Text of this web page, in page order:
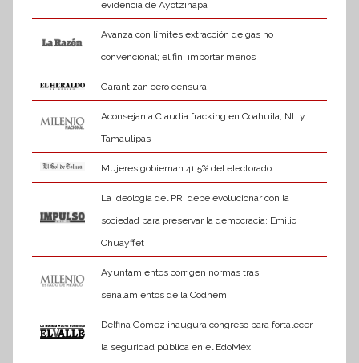
evidencia de Ayotzinapa
Avanza con límites extracción de gas no
convencional; el fin, importar menos
Garantizan cero censura
Aconsejan a Claudia fracking en Coahuila, NL y
Tamaulipas
Mujeres gobiernan 41.5% del electorado
La ideología del PRI debe evolucionar con la
sociedad para preservar la democracia: Emilio
Chuayffet
Ayuntamientos corrigen normas tras
señalamientos de la Codhem
Delfina Gómez inaugura congreso para fortalecer
la seguridad pública en el EdoMéx